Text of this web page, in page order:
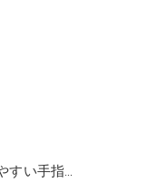
女性に起こりやすい手指の変形とは